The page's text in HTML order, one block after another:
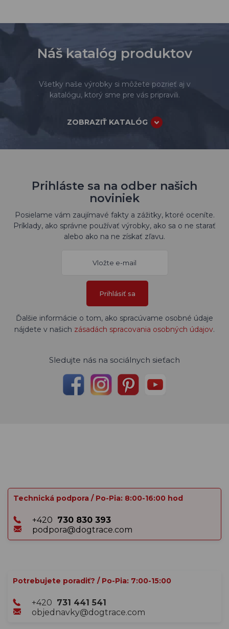
Náš katalóg produktov
Všetky naše výrobky si môžete pozrieť aj v
katalógu, ktorý sme pre vás pripravili.
ZOBRAZIŤ KATALÓG
Prihláste sa na odber našich
noviniek
Posielame vám zaujímavé fakty a zážitky, ktoré oceníte.
Príklady, ako správne používať výrobky, ako sa o ne starať
alebo ako na ne získať zľavu.
Prihlásiť sa
Ďalšie informácie o tom, ako spracúvame osobné údaje
nájdete v našich zásadách spracovania osobných údajov.
Sledujte nás na sociálnych sieťach
Technická podpora / Po-Pia: 8:00-16:00 hod
+420 730 830 393
podpora@dogtrace.com
Potrebujete poradiť? / Po-Pia: 7:00-15:00
+420 731 441 541
objednavky@dogtrace.com